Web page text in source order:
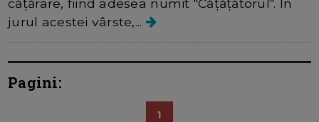
cățărare, fiind adesea numit "Cățățătorul". În
jurul acestei vârste,...
Pagini:
1